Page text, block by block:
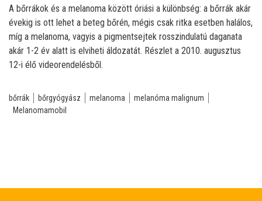
A bőrrákok és a melanoma között óriási a különbség: a bőrrák akár
évekig is ott lehet a beteg bőrén, mégis csak ritka esetben halálos,
míg a melanoma, vagyis a pigmentsejtek rosszindulatú daganata
akár 1-2 év alatt is elviheti áldozatát. Részlet a 2010. augusztus
12-i élő videorendelésből.
bőrrák bőrgyógyász melanoma
melanóma malignum
Melanomamobil